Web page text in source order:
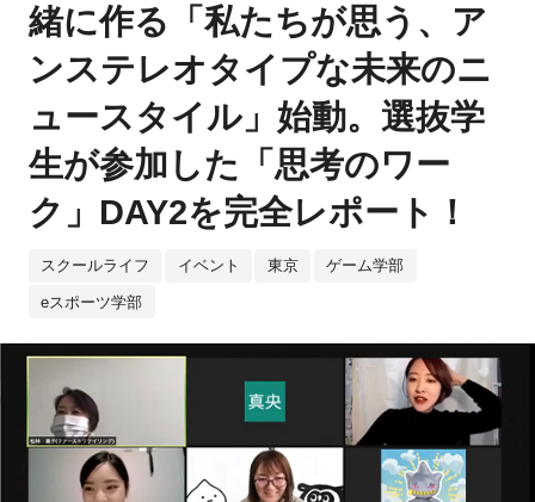
緒に作る「私たちが思う、ア
ンステレオタイプな未来のニ
ュースタイル」始動。選抜学
生が参加した「思考のワー
ク」DAY2を完全レポート！
スクールライフ イベント 東京 ゲーム学部
eスポーツ学部